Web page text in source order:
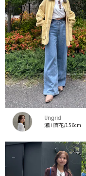
Ungrid
瀬川百花/156cm